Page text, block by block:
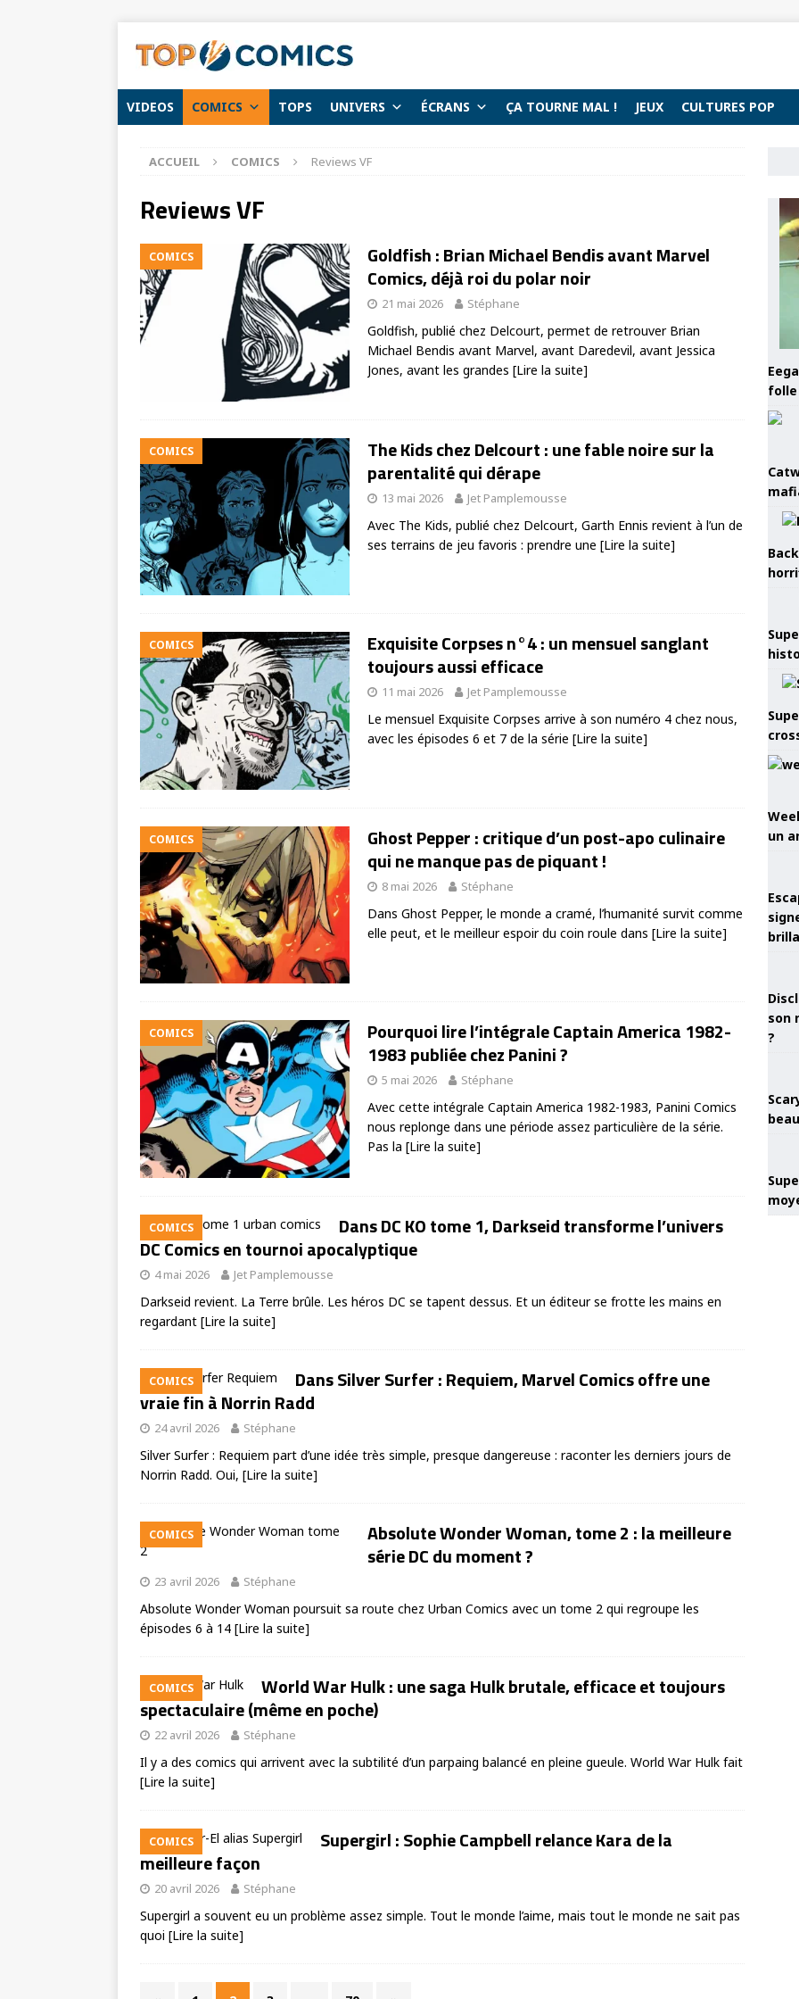
VIDEOS COMICS TOPS UNIVERS ÉCRANS ÇA TOURNE MAL ! JEUX CULTURES POP
ACCUEIL COMICS Reviews VF
Reviews VF
COMICS
Goldfish : Brian Michael Bendis avant Marvel
Comics, déjà roi du polar noir
21 mai 2026 Stéphane
Goldfish, publié chez Delcourt, permet de retrouver Brian
Michael Bendis avant Marvel, avant Daredevil, avant Jessica
Jones, avant les grandes [Lire la suite]
COMICS
The Kids chez Delcourt : une fable noire sur la
parentalité qui dérape
13 mai 2026 Jet Pamplemousse
Avec The Kids, publié chez Delcourt, Garth Ennis revient à l’un de
ses terrains de jeu favoris : prendre une [Lire la suite]
COMICS
Exquisite Corpses n°4 : un mensuel sanglant
toujours aussi efficace
11 mai 2026 Jet Pamplemousse
Le mensuel Exquisite Corpses arrive à son numéro 4 chez nous,
avec les épisodes 6 et 7 de la série [Lire la suite]
COMICS
Ghost Pepper : critique d’un post-apo culinaire
qui ne manque pas de piquant !
8 mai 2026 Stéphane
Dans Ghost Pepper, le monde a cramé, l’humanité survit comme
elle peut, et le meilleur espoir du coin roule dans [Lire la suite]
COMICS
Pourquoi lire l’intégrale Captain America 1982-
1983 publiée chez Panini ?
5 mai 2026 Stéphane
Avec cette intégrale Captain America 1982-1983, Panini Comics
nous replonge dans une période assez particulière de la série.
Pas la [Lire la suite]
COMICS
Dans DC KO tome 1, Darkseid transforme l’univers
DC Comics en tournoi apocalyptique
4 mai 2026 Jet Pamplemousse
Darkseid revient. La Terre brûle. Les héros DC se tapent dessus. Et un éditeur se frotte les mains en
regardant [Lire la suite]
COMICS
Dans Silver Surfer : Requiem, Marvel Comics offre une
vraie fin à Norrin Radd
24 avril 2026 Stéphane
Silver Surfer : Requiem part d’une idée très simple, presque dangereuse : raconter les derniers jours de
Norrin Radd. Oui, [Lire la suite]
COMICS
Absolute Wonder Woman, tome 2 : la meilleure
série DC du moment ?
23 avril 2026 Stéphane
Absolute Wonder Woman poursuit sa route chez Urban Comics avec un tome 2 qui regroupe les
épisodes 6 à 14 [Lire la suite]
COMICS
World War Hulk : une saga Hulk brutale, efficace et toujours
spectaculaire (même en poche)
22 avril 2026 Stéphane
Il y a des comics qui arrivent avec la subtilité d’un parpaing balancé en pleine gueule. World War Hulk fait
[Lire la suite]
COMICS
Supergirl : Sophie Campbell relance Kara de la
meilleure façon
20 avril 2026 Stéphane
Supergirl a souvent eu un problème assez simple. Tout le monde l’aime, mais tout le monde ne sait pas
quoi [Lire la suite]
folle
un
son
?